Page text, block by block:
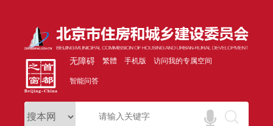
无障碍 繁體 手机版 访问我的专属空间
智能问答